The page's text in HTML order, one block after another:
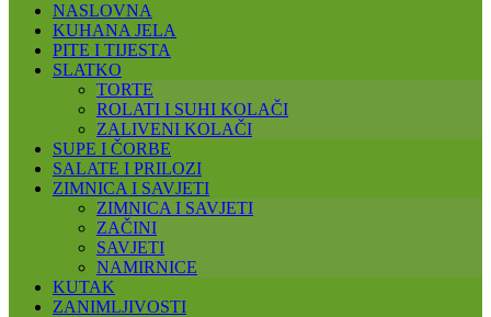
NASLOVNA
KUHANA JELA
PITE I TIJESTA
SLATKO
TORTE
ROLATI I SUHI KOLAČI
ZALIVENI KOLAČI
SUPE I ČORBE
SALATE I PRILOZI
ZIMNICA I SAVJETI
ZIMNICA I SAVJETI
ZAČINI
SAVJETI
NAMIRNICE
KUTAK
ZANIMLJIVOSTI